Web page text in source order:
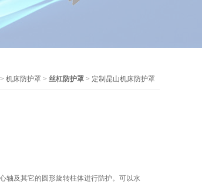
> 机床防护罩 > 丝杠防护罩 > 定制昆山机床防护罩
轴及其它的圆形旋转柱体进行防护。可以水